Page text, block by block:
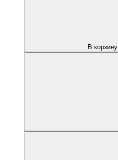
В корзину